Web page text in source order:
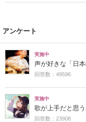
アンケート
実施中
声が好きな「日
回答数：49596
実施中
歌が上手だと思
回答数：23908